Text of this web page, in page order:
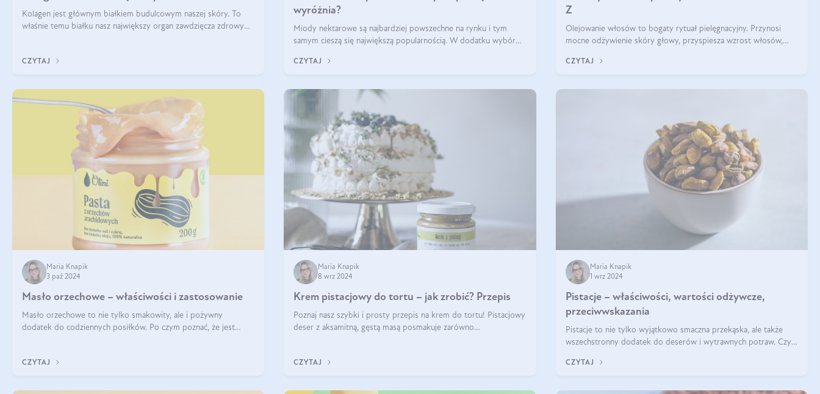
Kolagen jest głównym białkiem budulcowym naszej skóry. To
właśnie temu białku nasz największy organ zawdzięcza zdrowy
CZYTAJ
wyróżnia?
Miody nektarowe są najbardziej powszechne na rynku i tym
samym cieszą się największą popularnością. W dodatku wybór
miodów akacjowych po intens
CZYTAJ
Z
Olejowanie włosów to bogaty rytuał pielęgnacyjny. Przynosi
mocne odżywienie skóry głowy, przyspiesza wzrost włosów,
wnętrzu włosa. Brzmi ekskl
CZYTAJ
Maria Knapik
3 paź 2024
Masło orzechowe – właściwości i zastosowanie
Masło orzechowe to nie tylko smakowity, ale i pożywny
dodatek do codziennych posiłków. Po czym poznać, że jest
CZYTAJ
Maria Knapik
8 wrz 2024
Krem pistacjowy do tortu – jak zrobić? Przepis
Poznaj nasz szybki i prosty przepis na krem do tortu! Pistacjowy
deser z aksamitną, gęstą masą posmakuje zarówno
CZYTAJ
Maria Knapik
1 wrz 2024
Pistacje – właściwości, wartości odżywcze,
przeciwwskazania
Pistacje to nie tylko wyjątkowo smaczna przekąska, ale także
wszechstronny dodatek do deserów i wytrawnych potraw. Czy
każdy może się ni
CZYTAJ